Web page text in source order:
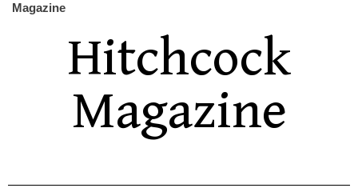
Magazine
Hitchcock
Magazine